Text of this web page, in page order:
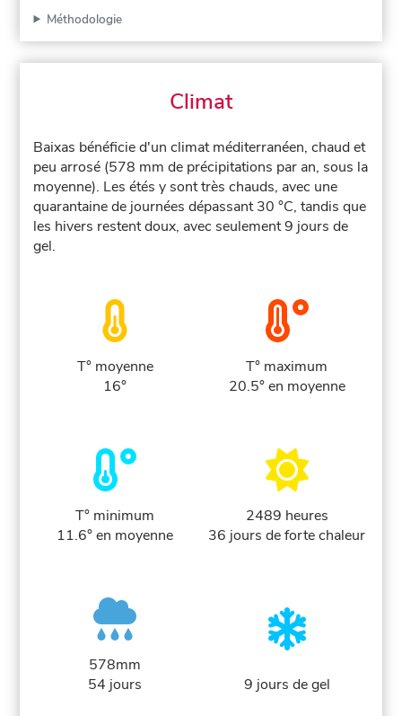
Méthodologie
Climat
Baixas bénéficie d'un climat méditerranéen, chaud et
peu arrosé (578 mm de précipitations par an, sous la
moyenne). Les étés y sont très chauds, avec une
quarantaine de journées dépassant 30 °C, tandis que
les hivers restent doux, avec seulement 9 jours de
gel.
T° moyenne
16°
T° maximum
20.5° en moyenne
T° minimum
11.6° en moyenne
2489 heures
36 jours de forte chaleur
578mm
54 jours
9 jours de gel